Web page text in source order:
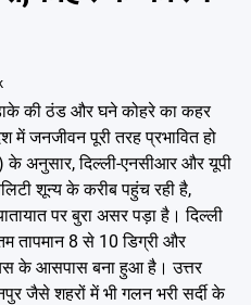
की ठंड और घने कोहरे का कहर
में जनजीवन पूरी तरह प्रभावित हो
के अनुसार, दिल्ली-एनसीआर और यूपी
शून्य के करीब पहुंच रही है,
पर बुरा असर पड़ा है। दिल्ली
तापमान 8 से 10 डिग्री और
के आसपास बना हुआ है। उत्तर
जैसे शहरों में भी गलन भरी सर्दी के